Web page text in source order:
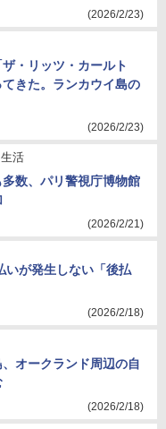
(2026/2/23)
・リッツ・カールト
きた。ランカウイ島の
(2026/2/23)
活
数、パリ警視庁博物館
(2026/2/21)
が発生しない「後払
(2026/2/18)
オークランド周辺の自
(2026/2/18)